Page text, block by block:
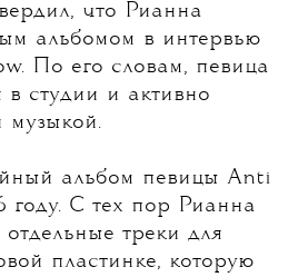
что Рианна
альбомом в интервью
По его словам, певица
в студии и активно
музыкой.
альбом певицы Anti
С тех пор Рианна
треки для
пластинке, которую